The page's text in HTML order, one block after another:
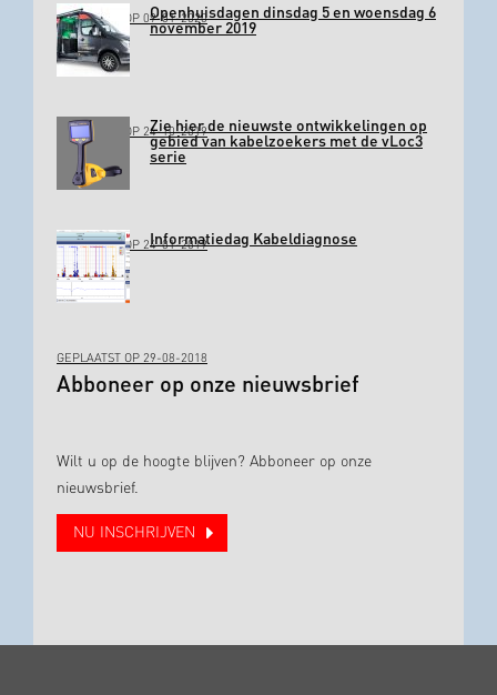
GEPLAATST OP 09-01-2020Openhuisdagen dinsdag 5 en woensdag 6
november 2019
GEPLAATST OP 24-10-2019Zie hier de nieuwste ontwikkelingen op
gebied van kabelzoekers met de vLoc3
serie
GEPLAATST OP 24-01-2019Informatiedag Kabeldiagnose
GEPLAATST OP 29-08-2018
Abboneer op onze nieuwsbrief
Wilt u op de hoogte blijven? Abboneer op onze
nieuwsbrief.
NU INSCHRIJVEN